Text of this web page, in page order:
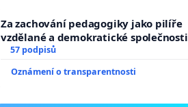
Za zachování pedagogiky jako pilíře
vzdělané a demokratické společnosti
57 podpisů
Oznámení o transparentnosti